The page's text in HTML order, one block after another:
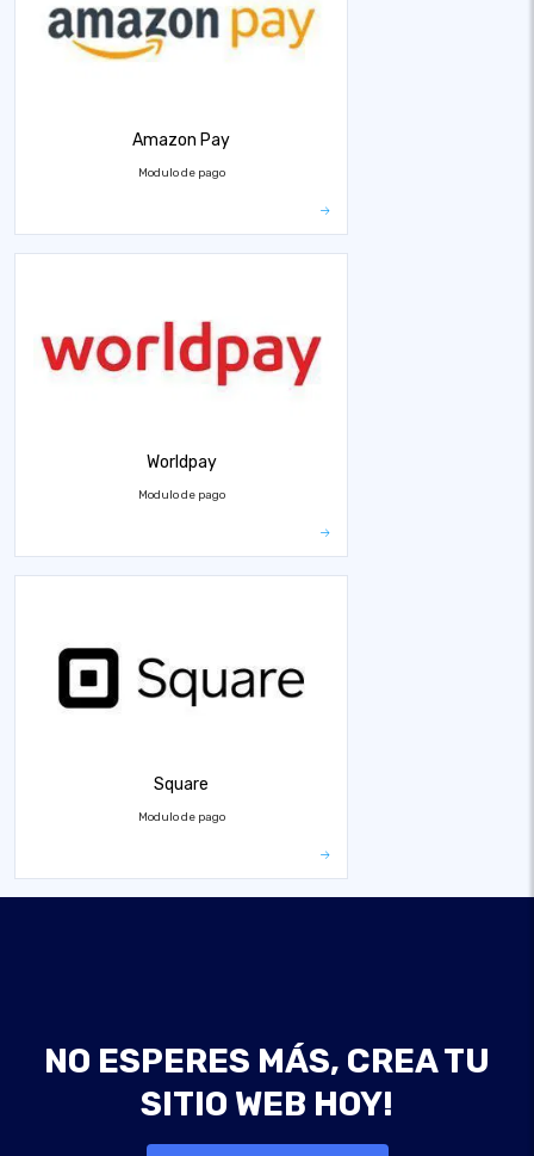
Amazon Pay
Modulo de pago
Worldpay
Modulo de pago
Square
Modulo de pago
NO ESPERES MÁS, CREA TU
SITIO WEB HOY!